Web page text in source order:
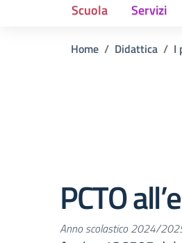
Scuola Servizi
Home Didattica I
PCTO
Anno scolastico 2024/